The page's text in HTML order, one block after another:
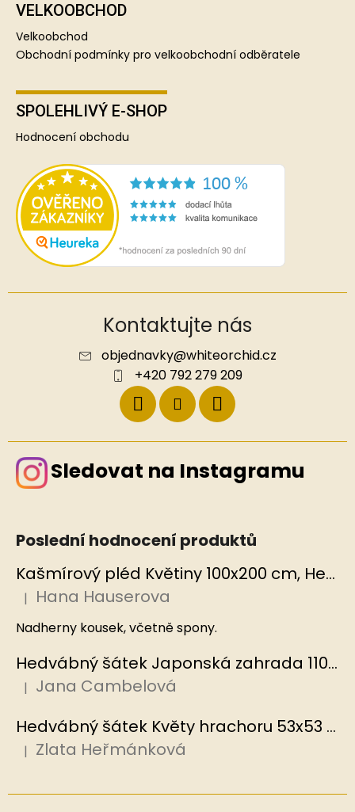
VELKOOBCHOD
Velkoobchod
Obchodní podmínky pro velkoobchodní odběratele
SPOLEHLIVÝ E-SHOP
Hodnocení obchodu
Kontaktujte nás
objednavky@whiteorchid.cz
+420 792 279 209
Sledovat na Instagramu
Poslední hodnocení produktů
Kašmírový pléd Květiny 100x200 cm, Hedvábný svět
Hodnocení produktu je 5 z 5 hvězdiček.
| Hana Hauserova
Nadherny kousek, včetně spony.
Hedvábný šátek Japonská zahrada 110x110 cm v dárkovém balení, HEDVÁBNÝ SVĚT
Hodnocení produktu je 5 z 5 hvězdiček.
| Jana Cambelová
Hedvábný šátek Květy hrachoru 53x53 cm v dárkovém balení, HEDVÁBNÝ SVĚT
Hodnocení produktu je 5 z 5 hvězdiček.
| Zlata Heřmánková